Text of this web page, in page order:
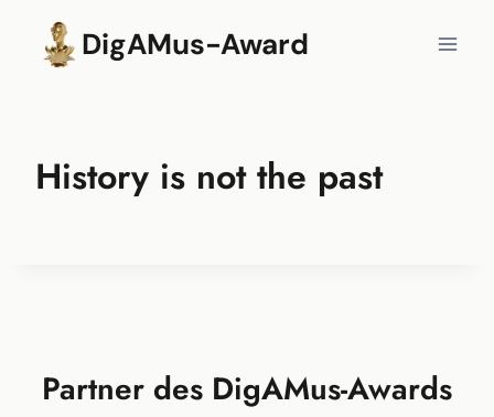
springen
DigAMus-Award
History is not the past
Partner des DigAMus-Awards